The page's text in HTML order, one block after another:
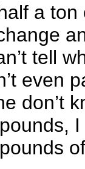
a ton
tell
even
don’t